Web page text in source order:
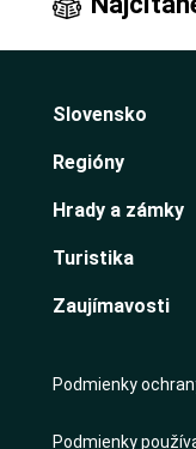
Slovensko
Regióny
Hrady a zámky
Turistika
Zaujímavosti
Podmienky
Podmienky